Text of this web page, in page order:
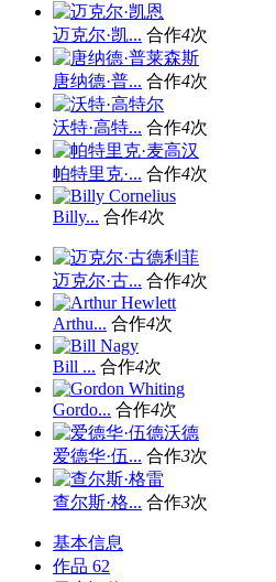
迈克尔·凯... 合作4次
唐纳德·普... 合作4次
沃特·高特... 合作4次
帕特里克·... 合作4次
Billy... 合作4次
迈克尔·古... 合作4次
Arthu... 合作4次
Bill ... 合作4次
Gordo... 合作4次
爱德华·伍... 合作3次
查尔斯·格... 合作3次
基本信息
作品 62